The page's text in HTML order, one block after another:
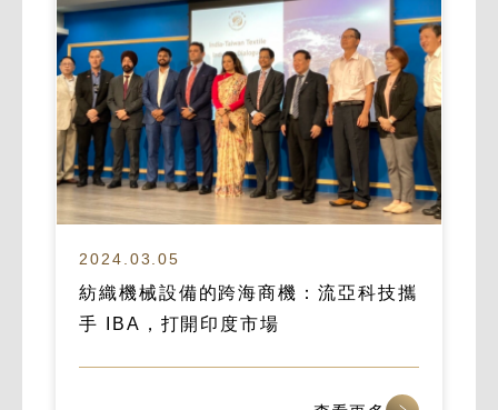
2024.03.05
紡織機械設備的跨海商機：流亞科技攜
手 IBA，打開印度市場